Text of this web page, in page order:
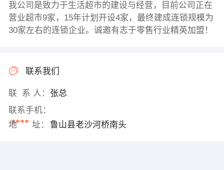
我公司是致力于生活超市的建设与经营，目前公司正在
营业超市9家，15年计划开设4家，最终建成连锁规模为
30家左右的连锁企业。诚邀有志于零售行业精英加盟！
联系我们
联 系 人： 张总
联系手机：
****
地 址： 鲁山县老沙河桥南头